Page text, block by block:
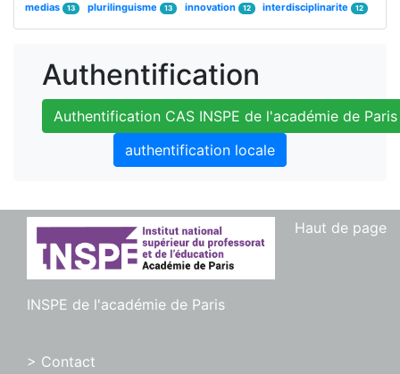
Authentification
Authentification CAS INSPE de l'académie de Paris
authentification locale
medias 13 plurilinguisme 13 innovation 12 interdisciplinarite 12
Haut de page
INSPE de l'académie de Paris
> Contact